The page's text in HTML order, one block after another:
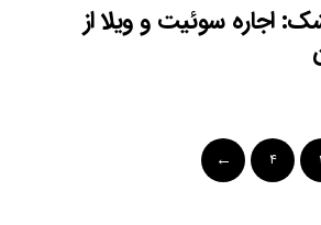
اجاره سوئیت و ویلا از
۴